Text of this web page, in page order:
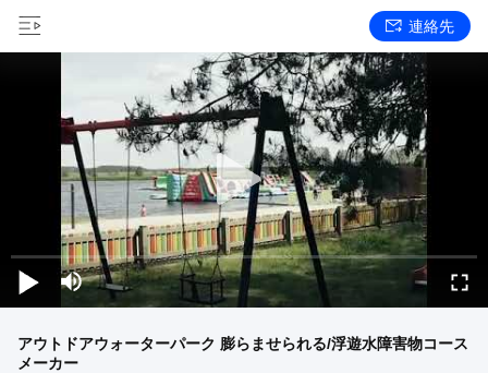
連絡先
アウトドアウォーターパーク 膨らませられる/浮遊水障害物コース
メーカー